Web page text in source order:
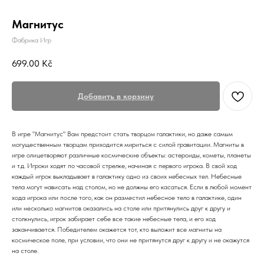
Магнитус
Фабрика Игр
699.00 Kč
Добавить в корзину
В игре "Магнитус" Вам предстоит стать творцом галактики, но даже самым
могущественным творцам приходится мириться с силой гравитации. Магниты в
игре олицетворяют различные космические объекты: астероиды, кометы, планеты
и т.д. Игроки ходят по часовой стрелке, начиная с первого игрока. В свой ход
каждый игрок выкладывает в галактику одно из своих небесных тел. Небесные
тела могут нависать над столом, но не должны его касаться. Если в любой момент
хода игрока или после того, как он разместил небесное тело в галактике, один
или несколько магнитов оказались на столе или притянулись друг к другу и
столкнулись, игрок забирает себе все такие небесные тела, и его ход
заканчивается. Победителем окажется тот, кто выложит все магниты на
космическое поле, при условии, что они не притянутся друг к другу и не окажутся
на столе.